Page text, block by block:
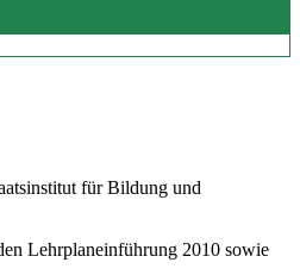
für Bildung und
Lehrplaneinführung 2010 sowie